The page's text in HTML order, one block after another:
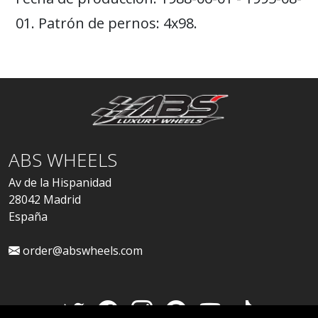
01. Patrón de pernos: 4x98.
ABS WHEELS
Av de la Hispanidad
28042 Madrid
España
order@abswheels.com